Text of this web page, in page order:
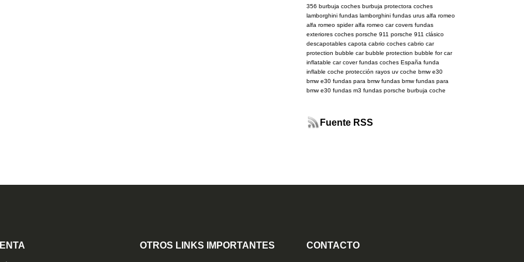
356 burbuja coches burbuja protectora coches
lamborghini fundas lamborghini fundas urus alfa romeo
alfa romeo spider alfa romeo car covers fundas
exteriores coches porsche 911 porsche 911 clásico
descapotables capota cabrio coches cabrio car
protection bubble car bubble protection bubble for car
inflatable car cover fundas coches España funda
inflable coche protección rayos uv coche bmw e30
bmw e30 fundas para bmw fundas bmw fundas para
bmw e30 fundas m3 fundas porsche burbuja coche
Fuente RSS
OTROS LINKS IMPORTANTES CONTACTO